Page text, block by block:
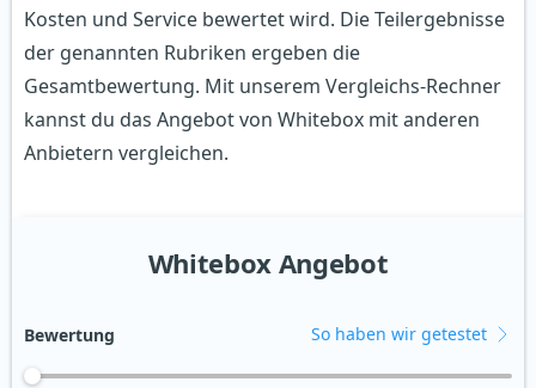
Kosten und Service bewertet wird. Die Teilergebnisse
der genannten Rubriken ergeben die
Gesamtbewertung. Mit unserem Vergleichs‑Rechner
kannst du das Angebot von Whitebox mit anderen
Anbietern vergleichen.
Whitebox Angebot
Bewertung So haben wir getestet